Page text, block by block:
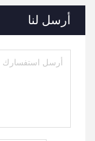
أرسل لنا